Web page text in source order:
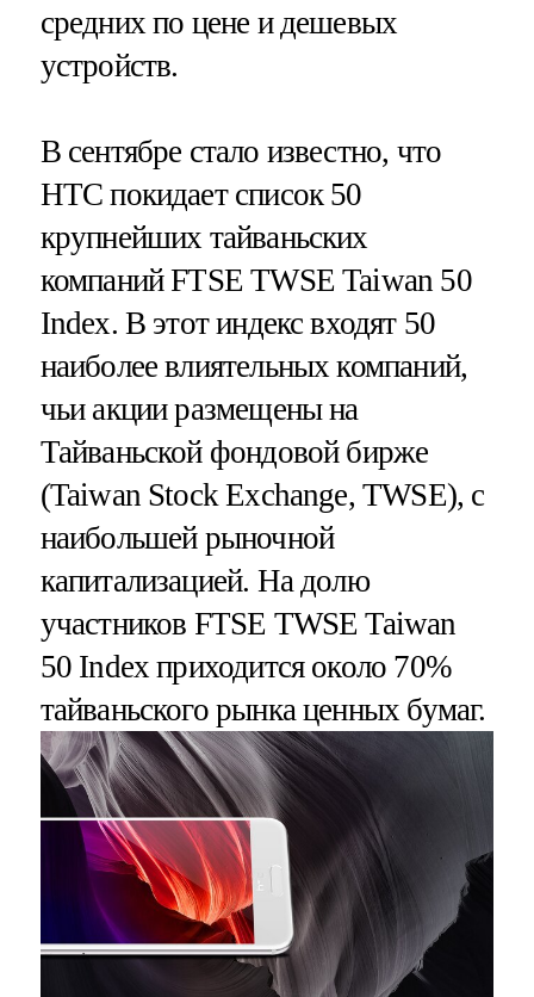
средних по цене и дешевых
устройств.
В сентябре стало известно, что
HTC покидает список 50
крупнейших тайваньских
компаний FTSE TWSE Taiwan 50
Index. В этот индекс входят 50
наиболее влиятельных компаний,
чьи акции размещены на
Тайваньской фондовой бирже
(Taiwan Stock Exchange, TWSE), с
наибольшей рыночной
капитализацией. На долю
участников FTSE TWSE Taiwan
50 Index приходится около 70%
тайваньского рынка ценных бумаг.